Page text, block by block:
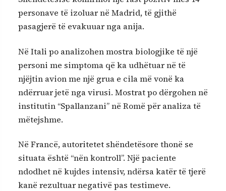
personave të izoluar në Madrid, të gjithë
pasagjerë të evakuuar nga anija.
Në Itali po analizohen mostra biologjike të një
personi me simptoma që ka udhëtuar në të
njëjtin avion me një grua e cila më vonë ka
ndërruar jetë nga virusi. Mostrat po dërgohen në
institutin “Spallanzani” në Romë për analiza të
mëtejshme.
Në Francë, autoritetet shëndetësore thonë se
situata është “nën kontroll”. Një paciente
ndodhet në kujdes intensiv, ndërsa katër të tjerë
kanë rezultuar negativë pas testimeve.